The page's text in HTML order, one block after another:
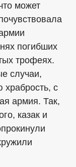
может
погибших
трофеях.
случаи,
с
армия. Так,
казак и